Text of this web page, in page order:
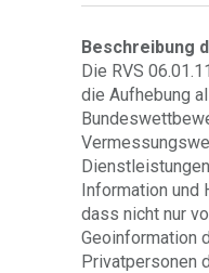
Beschreibung
Die RVS
die Aufhebung
Information und
dass nicht nur
Geoinformation
Privatpersonen